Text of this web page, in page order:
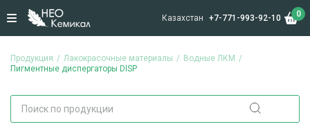
Казахстан +7-771-993-92-10 0
Продукция Лакокрасочные материалы
Водные ЛКМ
Пигментные диспергаторы DISP